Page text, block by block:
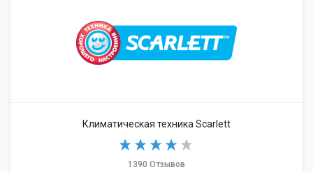
Климатическая техника Scarlett
1390 Отзывов